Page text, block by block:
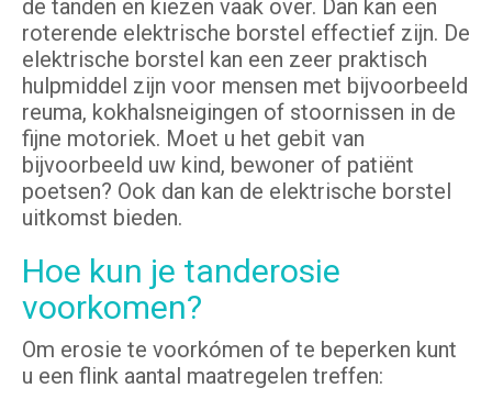
de tanden en kiezen vaak over. Dan kan een
roterende elektrische borstel effectief zijn. De
elektrische borstel kan een zeer praktisch
hulpmiddel zijn voor mensen met bijvoorbeeld
reuma, kokhalsneigingen of stoornissen in de
fijne motoriek. Moet u het gebit van
bijvoorbeeld uw kind, bewoner of patiënt
poetsen? Ook dan kan de elektrische borstel
uitkomst bieden.
Hoe kun je tanderosie
voorkomen?
Om erosie te voorkómen of te beperken kunt
u een flink aantal maatregelen treffen: